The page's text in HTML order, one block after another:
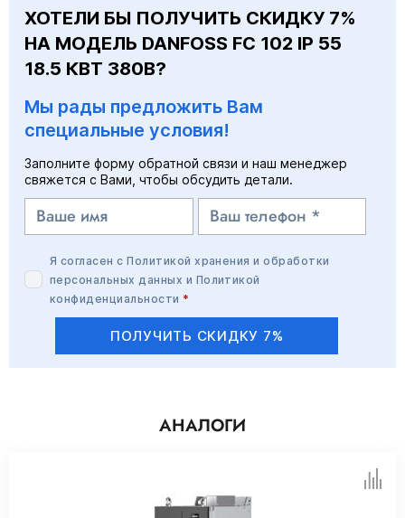
ХОТЕЛИ БЫ ПОЛУЧИТЬ СКИДКУ 7%
НА МОДЕЛЬ DANFOSS FC 102 IP 55
18.5 КВТ 380В?
Мы рады предложить Вам
специальные условия!
Заполните форму обратной связи и наш менеджер
свяжется с Вами, чтобы обсудить детали.
Я согласен сПолитикой хранения и обработки
персональных данных и Политикой
конфиденциальности *
ПОЛУЧИТЬ СКИДКУ 7%
АНАЛОГИ